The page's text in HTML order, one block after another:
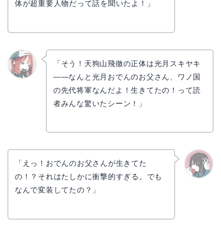
体が超重要人物だって話を聞いたよ！」
「そう！天狗山飛徹の正体は光月スキヤキ
——なんと光月おでんのお父さん、ワノ国
の先代将軍なんだよ！生きてたの！って読
者みんな驚いたシーン！」
「えっ！おでんのお父さんが生きてた
の！？それはたしかに衝撃的すぎる。でも
なんで変装してたの？」